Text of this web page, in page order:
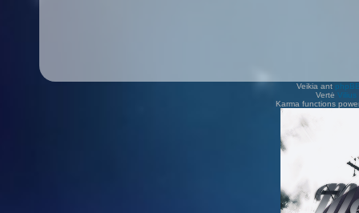
Veikia ant
Vertė Vilius
Karma functions